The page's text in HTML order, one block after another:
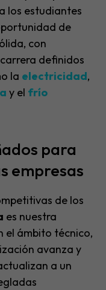
los estudiantes
de
con
definidos
la electricidad,
y el frío
para
empresas
de los
es nuestra
el ámbito técnico,
avanza y
a un